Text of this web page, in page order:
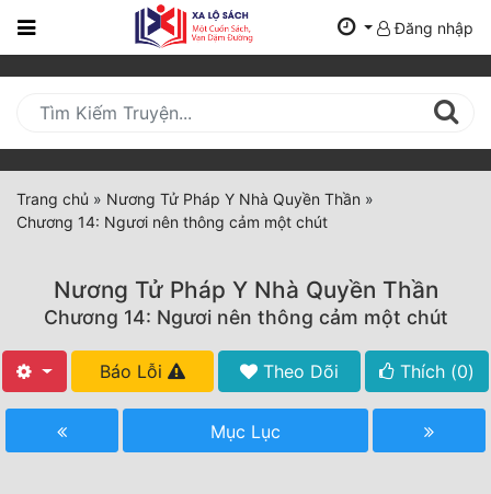
Trang
Mới
Cập
Nhật
(current)
Thể Loại
Tất Cả
Hoàn Thành
Đăng nhập
Trang chủ » Nương Tử Pháp Y Nhà Quyền Thần »
Chương 14: Ngươi nên thông cảm một chút
Nương Tử Pháp Y Nhà Quyền Thần
Chương 14: Ngươi nên thông cảm một chút
Báo Lỗi Theo Dõi Thích (0)
Mục Lục